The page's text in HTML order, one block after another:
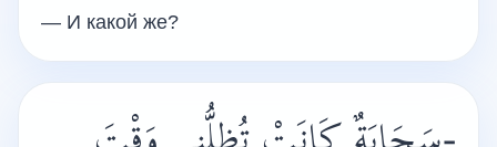
— И какой же?